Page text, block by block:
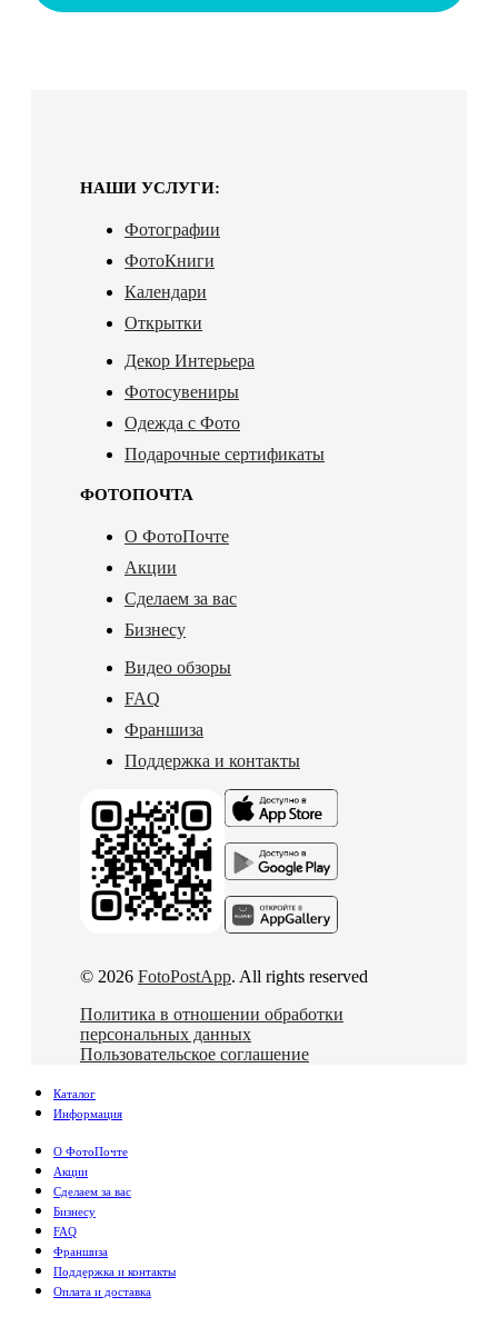
НАШИ УСЛУГИ:
Фотографии
ФотоКниги
Календари
Открытки
Декор Интерьера
Фотосувениры
Одежда с Фото
Подарочные сертификаты
ФОТОПОЧТА
О ФотоПочте
Акции
Сделаем за вас
Бизнесу
Видео обзоры
FAQ
Франшиза
Поддержка и контакты
© 2026 FotoPostApp. All rights reserved
Политика в отношении обработки
персональных данных
Пользовательское соглашение
Каталог
Информация
О ФотоПочте
Акции
Сделаем за вас
Бизнесу
FAQ
Франшиза
Поддержка и контакты
Оплата и доставка